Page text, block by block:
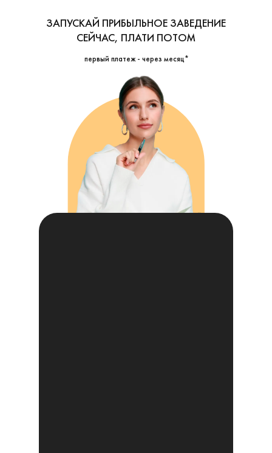
ЗАПУСКАЙ ПРИБЫЛЬНОЕ ЗАВЕДЕНИЕ
СЕЙЧАС, ПЛАТИ ПОТОМ
первый платеж - через месяц*